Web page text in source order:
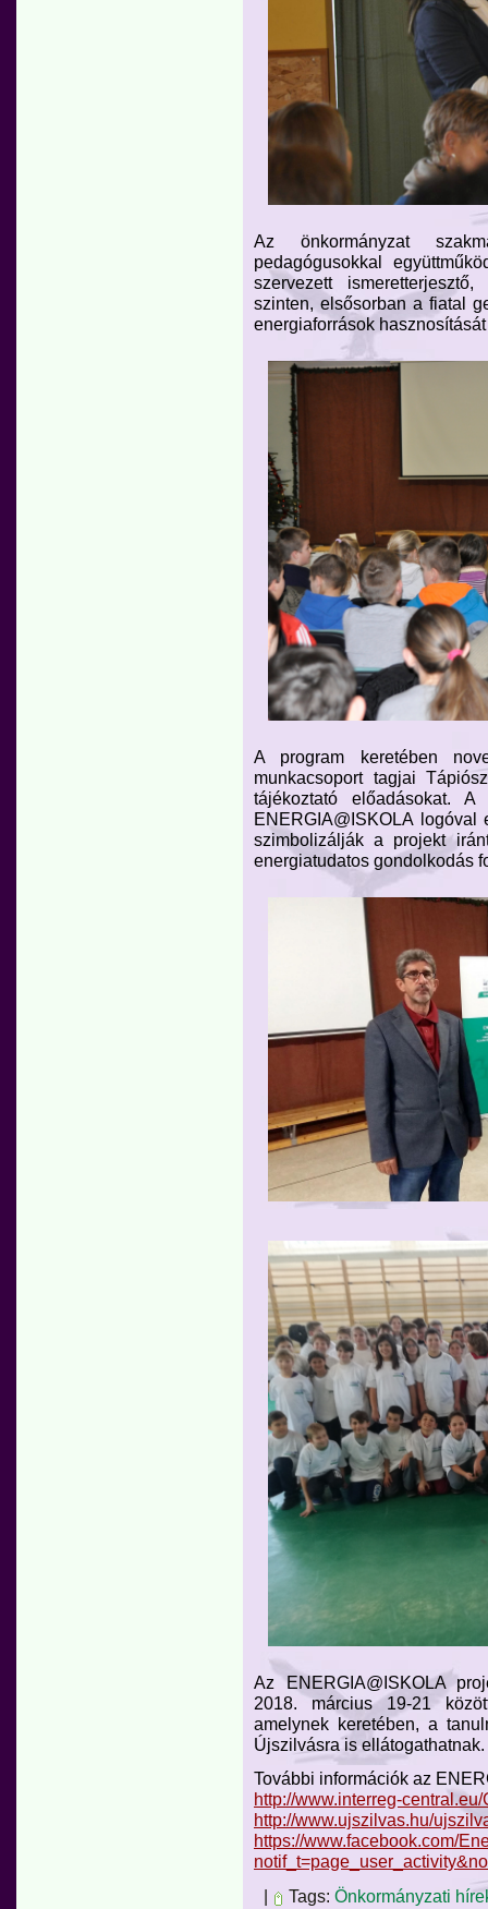
Az önkormányzat
pedagógusokkal
szervezett
szinten, elsősorban a fiatal
energiaforrások
A program keretében
munkacsoport tagjai
tájékoztató előadásokat.
ENERGIA@ISKOLA
szimbolizálják a projekt
energiatudatos gondolkodás
Az ENERGIA@ISKOLA
2018. március 19-21
amelynek keretében, a
Újszilvásra is ellátogathatnak.
További információk az
http://www.interreg-
http://www.ujszilvas.hu/
https://www.facebook.com/
Tags: Önkormányzati